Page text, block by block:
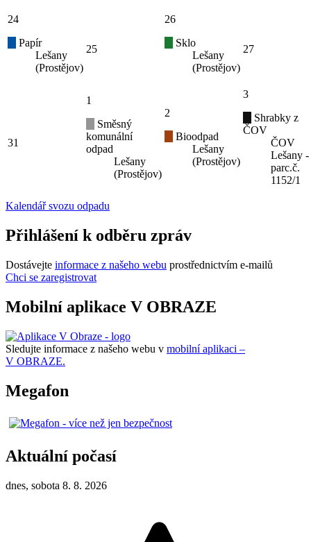
24
Papír
Lešany
(Prostějov)
25
26
Sklo
Lešany
(Prostějov)
27
31
1
Směsný
komunální
odpad
Lešany
(Prostějov)
2
Bioodpad
Lešany
(Prostějov)
3
Shrabky z
ČOV
ČOV
Lešany -
parc.č.
1152/1
Kalendář svozu odpadu
Přihlášení k odběru zpráv
Dostávejte informace z našeho webu prostřednictvím e-mailů
Chci se zaregistrovat
Mobilní aplikace V OBRAZE
Sledujte informace z našeho webu v mobilní aplikaci –
V OBRAZE.
Megafon
Aktuální počasí
dnes, sobota 8. 8. 2026